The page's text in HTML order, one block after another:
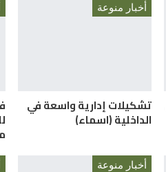
أخبار منوعة
تشكيلات إدارية واسعة في
الداخلية (اسماء)
أخبار منوعة